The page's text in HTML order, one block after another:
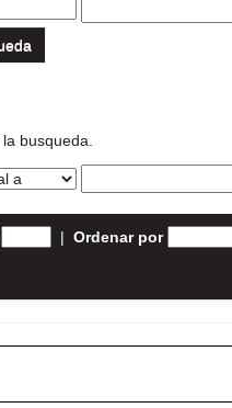
busqueda.
| Ordenar por